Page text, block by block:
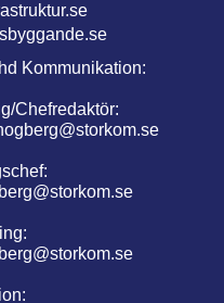
Kommunikation:
Chefredaktör: